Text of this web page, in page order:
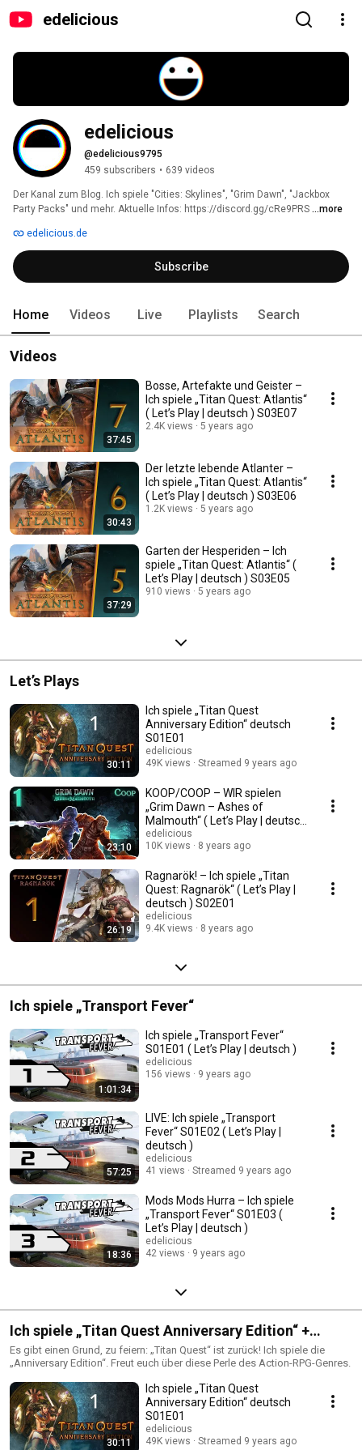
edelicious
edelicious
@edelicious9795
459 subscribers • 639 videos
Der Kanal zum Blog. Ich spiele "Cities: Skylines", "Grim Dawn", "Jackbox
Party Packs" und mehr. Aktuelle Infos: https://discord.gg/cRe9PRS ...more
edelicious.de
Subscribe
Home Videos Live Playlists Search
Videos
37:45
Bosse, Artefakte und Geister –
Ich spiele „Titan Quest: Atlantis“
( Let’s Play | deutsch ) S03E07
2.4K views 5 years ago
30:43
Der letzte lebende Atlanter –
Ich spiele „Titan Quest: Atlantis“
( Let’s Play | deutsch ) S03E06
1.2K views 5 years ago
37:29
Garten der Hesperiden – Ich
spiele „Titan Quest: Atlantis“ (
Let’s Play | deutsch ) S03E05
910 views 5 years ago
Let’s Plays
30:11
Ich spiele „Titan Quest
Anniversary Edition“ deutsch
S01E01
edelicious
49K views
Streamed 9 years ago
23:10
KOOP/COOP – WIR spielen
„Grim Dawn – Ashes of
Malmouth“ ( Let’s Play | deutsch
) S01E01
edelicious
10K views
8 years ago
26:19
Ragnarök! – Ich spiele „Titan
Quest: Ragnarök“ ( Let’s Play |
deutsch ) S02E01
edelicious
9.4K views
8 years ago
Ich spiele „Transport Fever“
1:01:34
Ich spiele „Transport Fever“
S01E01 ( Let’s Play | deutsch )
edelicious
156 views
9 years ago
57:25
LIVE: Ich spiele „Transport
Fever“ S01E02 ( Let’s Play |
deutsch )
edelicious
41 views
Streamed 9 years ago
18:36
Mods Mods Hurra – Ich spiele
„Transport Fever“ S01E03 (
Let’s Play | deutsch )
edelicious
42 views
9 years ago
Ich spiele „Titan Quest Anniversary Edition“ +
„Ragnarök“ + „Atlantis“
Es gibt einen Grund, zu feiern: „Titan Quest“ ist zurück! Ich spiele die
„Anniversary Edition“. Freut euch über diese Perle des Action-RPG-Genres.
30:11
Ich spiele „Titan Quest
Anniversary Edition“ deutsch
S01E01
edelicious
49K views
Streamed 9 years ago